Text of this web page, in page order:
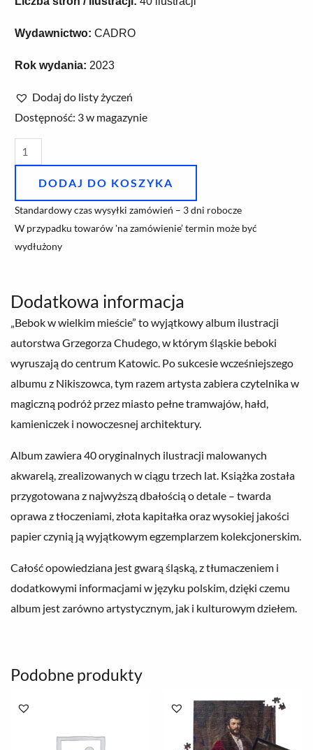
Wydawnictwo: CADRO
Rok wydania: 2023
Dodaj do listy życzeń
Dostępność: 3 w magazynie
ilość
Bebok
wielkim
mieście
–
Grzegorz
DODAJ DO KOSZYKA
Standardowy czas wysyłki zamówień – 3 dni robocze
W przypadku towarów 'na zamówienie’ termin może być
wydłużony
Dodatkowa informacja
„Bebok w wielkim mieście” to wyjątkowy album ilustracji
autorstwa Grzegorza Chudego, w którym śląskie beboki
wyruszają do centrum Katowic. Po sukcesie wcześniejszego
albumu z Nikiszowca, tym razem artysta zabiera czytelnika w
magiczną podróż przez miasto pełne tramwajów, hałd,
kamieniczek i nowoczesnej architektury.
Album zawiera 40 oryginalnych ilustracji malowanych
akwarelą, zrealizowanych w ciągu trzech lat. Książka została
przygotowana z najwyższą dbałością o detale – twarda
oprawa z tłoczeniami, złota kapitałka oraz wysokiej jakości
papier czynią ją wyjątkowym egzemplarzem kolekcjonerskim.
Całość opowiedziana jest gwarą śląską, z tłumaczeniem i
dodatkowymi informacjami w języku polskim, dzięki czemu
album jest zarówno artystycznym, jak i kulturowym dziełem.
Podobne produkty